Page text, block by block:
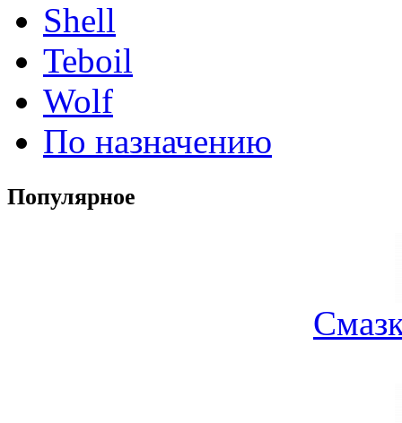
Shell
Teboil
Wolf
По назначению
Популярное